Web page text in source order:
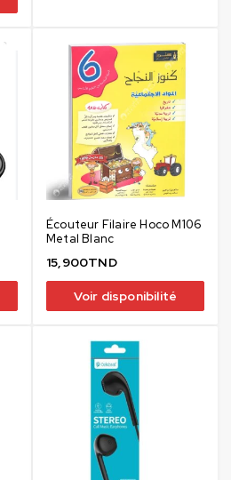
Écouteur Filaire Hoco M106
Metal Blanc
15,900TND
Voir disponibilité